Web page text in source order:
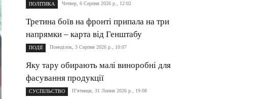
ПОЛІТИКА Четвер, 6 Серпня 2026 р., 12:02
Третина боїв на фронті припала на три
напрямки – карта від Генштабу
ПОДІЇ Понеділок, 3 Серпня 2026 р., 10:07
Яку тару обирають малі виноробні для
фасування продукції
СУСПІЛЬСТВО П’ятниця, 31 Липня 2026 р., 19:08